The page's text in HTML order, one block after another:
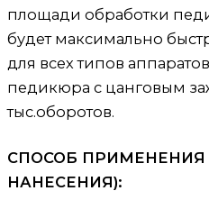
площади обработки
будет максимально
для всех типов
педикюра с цанговым
тыс.оборотов.
СПОСОБ ПРИМЕНЕНИЯ
НАНЕСЕНИЯ):